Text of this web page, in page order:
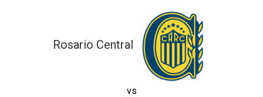
Rosario Central
vs